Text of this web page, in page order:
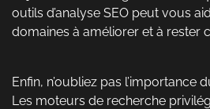
outils d’analyse SEO peut vous
domaines à améliorer et à rester
Enfin, n’oubliez pas l’importance
Les moteurs de recherche